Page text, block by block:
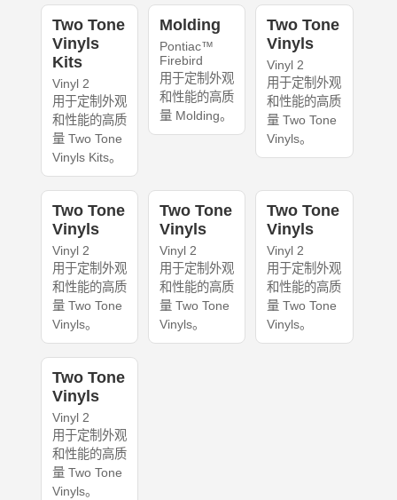
Two Tone
Vinyls
Kits
Vinyl 2
用于定制外观
和性能的高质
量 Two Tone
Vinyls Kits。
Molding
Pontiac™
Firebird
用于定制外观
和性能的高质
量 Molding。
Two Tone
Vinyls
Vinyl 2
用于定制外观
和性能的高质
量 Two Tone
Vinyls。
Two Tone
Vinyls
Vinyl 2
用于定制外观
和性能的高质
量 Two Tone
Vinyls。
Two Tone
Vinyls
Vinyl 2
用于定制外观
和性能的高质
量 Two Tone
Vinyls。
Two Tone
Vinyls
Vinyl 2
用于定制外观
和性能的高质
量 Two Tone
Vinyls。
Two Tone
Vinyls
Vinyl 2
用于定制外观
和性能的高质
量 Two Tone
Vinyls。